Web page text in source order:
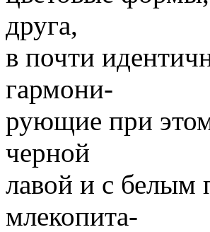
друга,
в почти
гармони-
рующие при
черной
лавой и с белым
млекопита-